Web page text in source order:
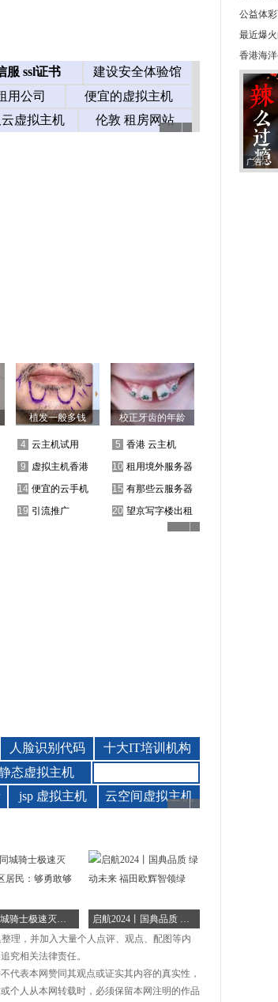
理，并加入大量个人点评、观点、配图等内
究相关法律责任。
代表本网赞同其观点或证实其内容的真实性，
个人从本网转载时，必须保留本网注明的作品
公益体
最近爆
香港海
广告